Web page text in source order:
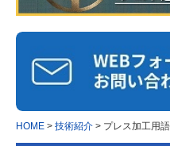
保有設備
特許の取り組み
プレス加工用語集
マジックヒートシンク
HOME 技術紹介 プレス加工用